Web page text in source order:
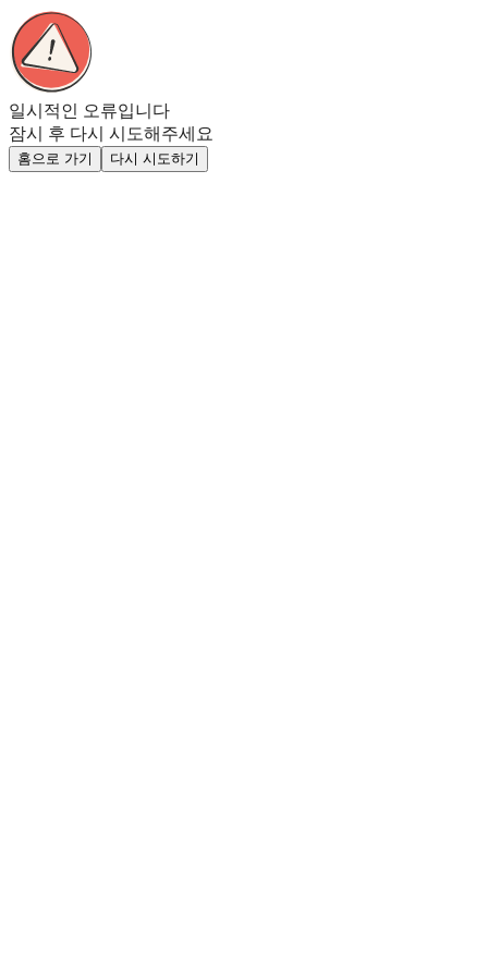
일시적인 오류입니다
잠시 후 다시 시도해주세요
홈으로 가기 다시 시도하기